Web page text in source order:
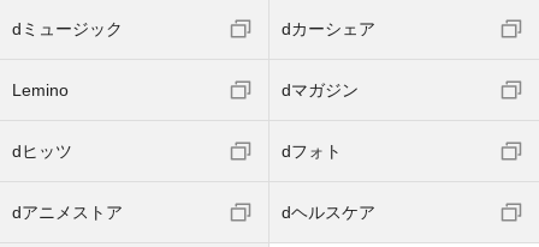
dミュージック dカーシェア
Lemino dマガジン
dヒッツ dフォト
dアニメストア dヘルスケア